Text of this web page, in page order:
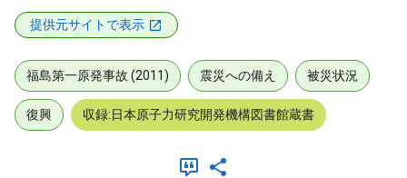
提供元サイトで表示
福島第一原発事故 (2011) 震災への備え 被災状況
復興 収録:日本原子力研究開発機構図書館蔵書